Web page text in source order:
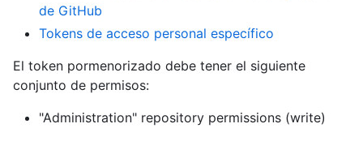
de GitHub
Tokens de acceso personal específico
El token pormenorizado debe tener el siguiente
conjunto de permisos:
"Administration" repository permissions (write)